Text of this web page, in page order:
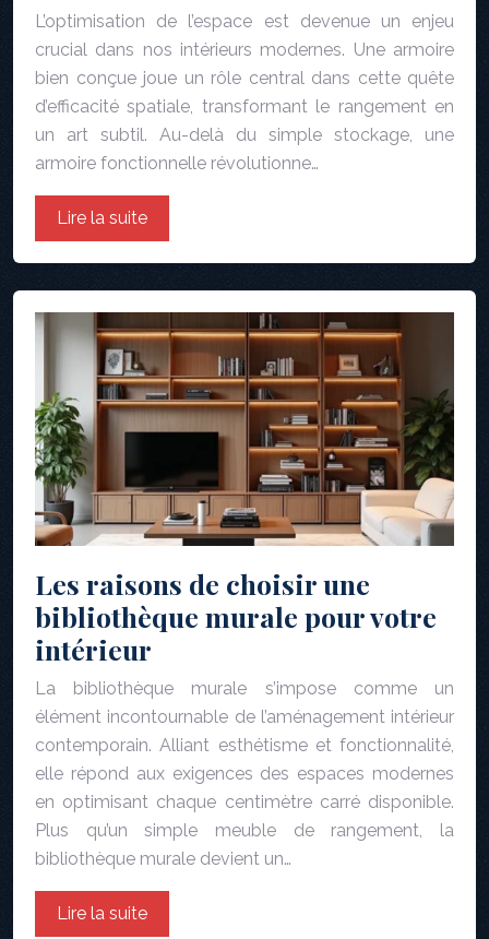
L’optimisation de l’espace est devenue un enjeu
crucial dans nos intérieurs modernes. Une armoire
bien conçue joue un rôle central dans cette quête
d’efficacité spatiale, transformant le rangement en
un art subtil. Au-delà du simple stockage, une
armoire fonctionnelle révolutionne…
Lire la suite
Les raisons de choisir une
bibliothèque murale pour votre
intérieur
La bibliothèque murale s’impose comme un
élément incontournable de l’aménagement intérieur
contemporain. Alliant esthétisme et fonctionnalité,
elle répond aux exigences des espaces modernes
en optimisant chaque centimètre carré disponible.
Plus qu’un simple meuble de rangement, la
bibliothèque murale devient un…
Lire la suite